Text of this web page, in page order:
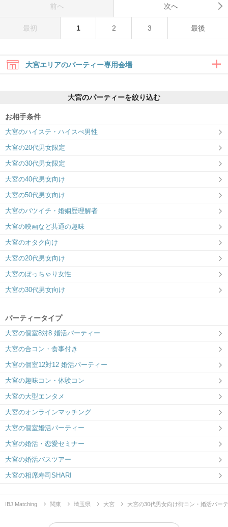
前へ 次へ
最初 1 2 3 最後
大宮エリアのパーティー専用会場
楽しい出会いも、真剣な出会いも、 大宮
ラウンジで叶えよう
大宮のパーティーを絞り込む
お相手条件
大宮のハイステ・ハイスぺ男性
大宮の20代男女限定
大宮の30代男女限定
大宮の40代男女向け
大宮の50代男女向け
大宮のバツイチ・婚姻歴理解者
大宮の映画など共通の趣味
大宮のオタク向け
大宮の20代男女向け
大宮のぽっちゃり女性
大宮の30代男女向け
パーティータイプ
大宮の個室8対8 婚活パーティー
大宮の合コン・食事付き
大宮の個室12対12 婚活パーティー
大宮の趣味コン・体験コン
大宮の大型エンタメ
大宮のオンラインマッチング
大宮の個室婚活パーティー
大宮の婚活・恋愛セミナー
大宮の婚活バスツアー
大宮の相席寿司SHARI
IBJ Matching 関東 埼玉県 大宮 大宮の30代男女向け街コン・婚活パー